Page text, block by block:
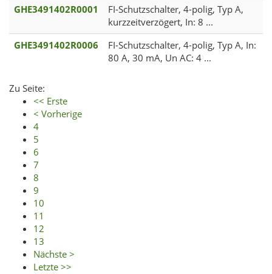
GHE3491402R0001
FI-Schutzschalter, 4-polig, Typ A,
kurzzeitverzögert, In: 8 ...
GHE3491402R0006
FI-Schutzschalter, 4-polig, Typ A, In:
80 A, 30 mA, Un AC: 4 ...
Zu Seite:
<< Erste
< Vorherige
4
5
6
7
8
9
10
11
12
13
Nächste >
Letzte >>